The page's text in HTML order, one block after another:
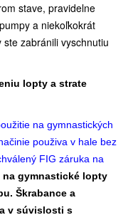
stave, pravidelne
a niekoľkokrát
zabránili vyschnutiu
lopty a strate
na gymnastických
použiva v hale bez
FIG záruka na
na gymnastické lopty
Škrabance a
v súvislosti s